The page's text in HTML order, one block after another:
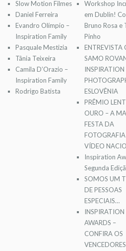
Slow Motion Filmes
Daniel Ferreira
Evandro Olímpio –
Inspiration Family
Pasquale Mestizia
Tânia Teixeira
Camila D’Orazio –
Inspiration Family
Rodrigo Batista
Workshop
em Dublin!
Bruno Rosa e
Pinho
ENTREVISTA
SAMO
INSPIRATION
ESLOVÊNIA
PRÊMIO
OURO – A
FESTA DA
FOTOGRAFIA
VÍDEO
Inspiration
Segunda
SOMOS UM
DE PESSOAS
ESPECIAIS…
INSPIRATION
AWARDS –
CONFIRA OS